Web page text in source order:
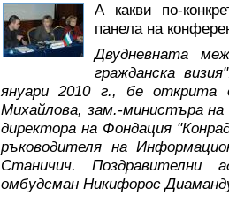
А какви по-
панела на
Двудневната
гражданска
януари 2010 г., бе открита
Михайлова, зам.-министъра
директора на Фондация
ръководителя на
Станичич. Поздравителни
омбудсман Никифорос